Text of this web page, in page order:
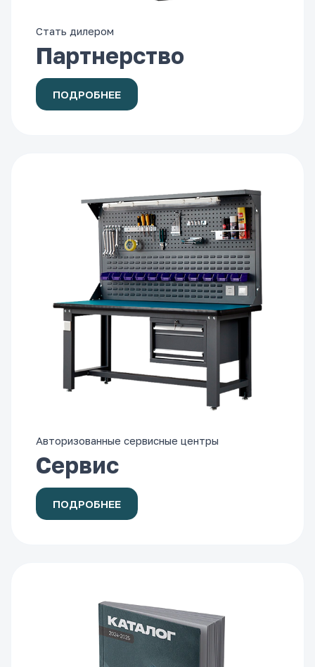
Стать дилером
Партнерство
ПОДРОБНЕЕ
Авторизованные сервисные центры
Сервис
ПОДРОБНЕЕ